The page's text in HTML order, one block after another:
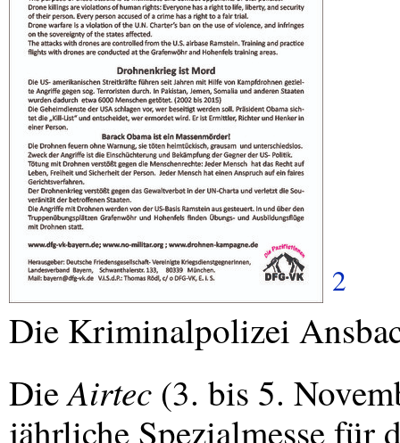
2
Die Kriminalpolizei
DieAirtec (3. bis 5.
jährliche Spezialmesse für